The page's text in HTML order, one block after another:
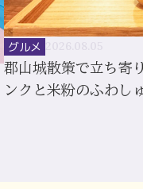
グルメ
郡山城散策で立ち寄
ンクと米粉のふわし